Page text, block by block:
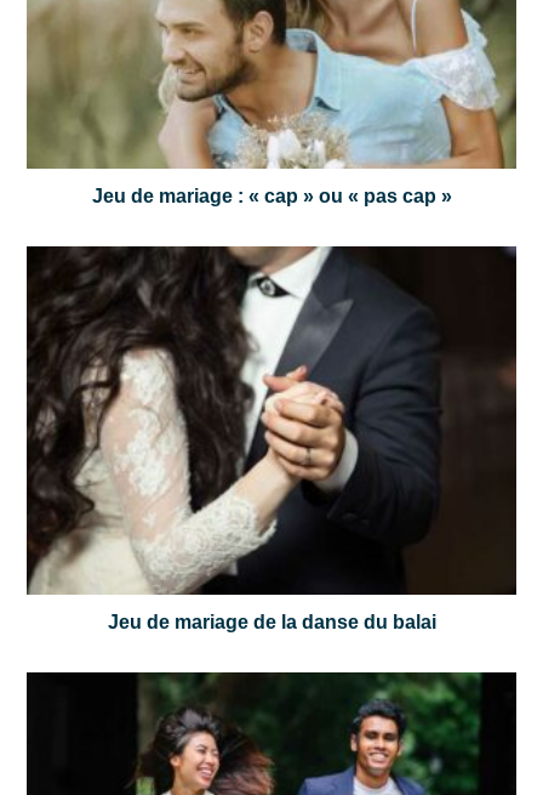
Jeu de mariage : « cap » ou « pas cap »
Jeu de mariage de la danse du balai